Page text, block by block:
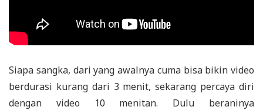
Siapa sangka, dari yang awalnya cuma bisa bikin video
berdurasi kurang dari 3 menit, sekarang percaya diri
dengan video 10 menitan. Dulu beraninya